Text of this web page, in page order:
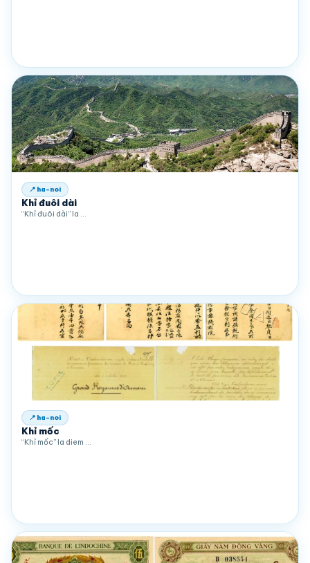
📍 ha-noi
Khỉ đuôi dài
“Khỉ đuôi dài” la …
📍 ha-noi
Khỉ mốc
“Khỉ mốc” la diem …